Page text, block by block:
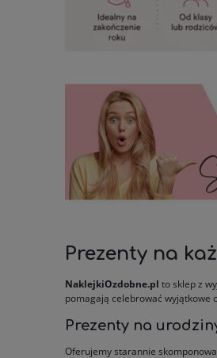
Prezenty na
NaklejkiOzdobne.pl to sklep z
pomagają celebrować wyjątkowe
Prezenty na
Oferujemy starannie